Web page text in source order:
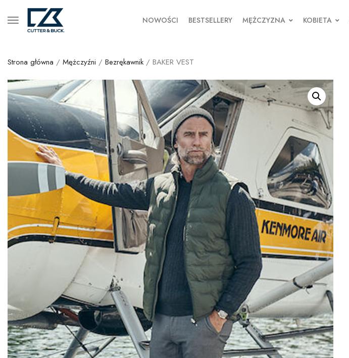
NOWOŚCI BESTSELLERY MĘŻCZYZNA KOBIETA
Strona główna / Mężczyźni / Bezrękawnik / BAKER VEST